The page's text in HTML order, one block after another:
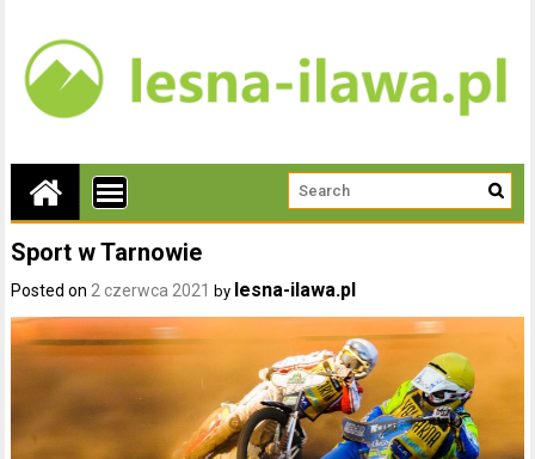
Sport w Tarnowie
Posted on 2 czerwca 2021 by lesna-ilawa.pl